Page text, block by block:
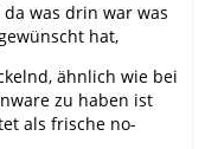
was drin war was
hat,
ähnlich wie bei
zu haben ist
als frische no-